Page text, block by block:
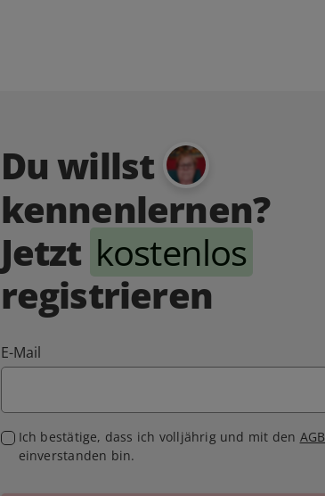
Du willst
kennenlernen?
Jetzt kostenlos
registrieren
E-Mail
Ich bestätige, dass ich volljährig und mit den AGB
einverstanden bin.